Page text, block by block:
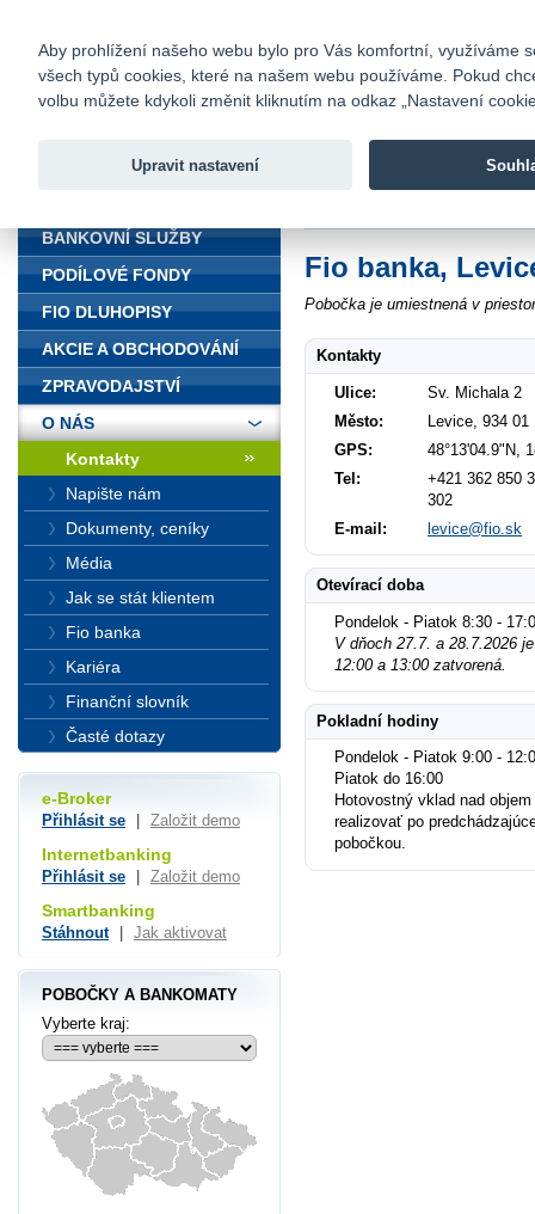
Fio banka
Fio banka
Fio banka,
Pobočka je umiestnená v
Kontakty
Ulice:
Sv. Michala 2
Město:
Levice, 934 01
GPS:
48°13'04.9"N,
Tel:
+421 362 850
302
E-mail:
levice@fio.sk
Otevírací doba
Pondelok - Piatok 8:30 -
V dňoch 27.7. a 28.7.2026
12:00 a 13:00 zatvorená.
Pokladní hodiny
Pondelok - Piatok 9:00 -
Piatok do 16:00
Hotovostný vklad nad
realizovať po
pobočkou.
BANKOVNÍ SLUŽBY
PODÍLOVÉ FONDY
FIO DLUHOPISY
AKCIE A OBCHODOVÁNÍ
ZPRAVODAJSTVÍ
O NÁS
Kontakty
Napište nám
Dokumenty, ceníky
Média
Jak se stát klientem
Fio banka
Kariéra
Finanční slovník
Časté dotazy
e-Broker
Přihlásit se Založit demo
Internetbanking
Přihlásit se Založit demo
Smartbanking
Stáhnout Jak aktivovat
POBOČKY A BANKOMATY
Vyberte kraj:
Aby prohlížení našeho webu bylo pro Vás komfortní, využíváme
všech typů cookies, které na našem webu používáme. Pokud
volbu můžete kdykoli změnit kliknutím na odkaz „Nastavení
Upravit nastavení